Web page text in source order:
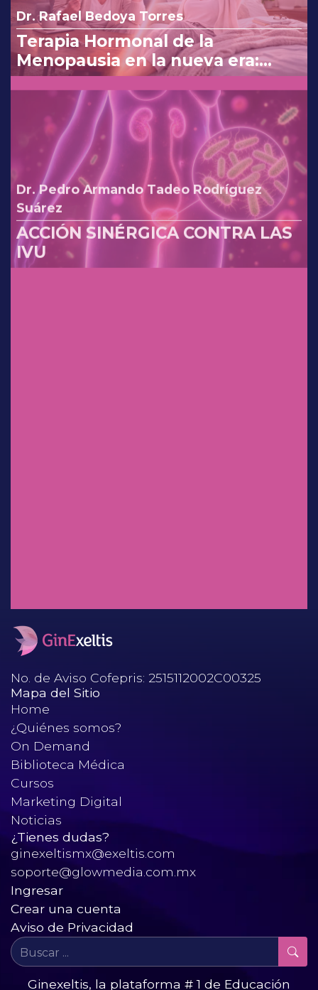
Dr. Rafael Bedoya Torres
Terapia Hormonal de la
Menopausia en la nueva era:
reinterpretando los cambios de
la FDA.
Dr. Pedro Armando Tadeo Rodríguez
Suárez
ACCIÓN SINÉRGICA CONTRA LAS
IVU
el desenlace perinatal?
No. de Aviso Cofepris: 2515112002C00325
Mapa del Sitio
Home
¿Quiénes somos?
On Demand
Biblioteca Médica
Cursos
Marketing Digital
Noticias
¿Tienes dudas?
ginexeltismx@exeltis.com
soporte@glowmedia.com.mx
Ingresar
Crear una cuenta
Aviso de Privacidad
Ginexeltis, la plataforma # 1 de Educación